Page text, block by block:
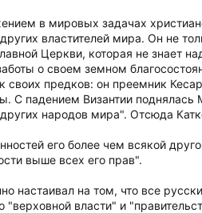
в мировых задачах
властителей мира. Он не
Церкви, которая не знает
о своем земном
предков: он преемник
падением Византии поднялась
народов мира". Отсюда
его более чем всякой
выше всех его прав".
настаивал на том, что все
"верховной власти" и